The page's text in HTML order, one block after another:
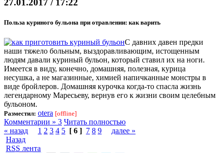
27.01.2017 / 17:22
Польза куриного бульона при отравлении: как варить
С давних давен предки
наши тяжело больным, выздоравливающим, истощенным
людям давали куриный бульон, который ставил их на ноги.
Имеется в виду, конечно, домашняя, полезная, курица
несушка, а не магазинные, химией напичканные монстры в
виде бройлеров. Домашняя курочка когда-то спасла жизнь
легендарному Маресьеву, вернув его к жизни своим целебным
бульоном.
Разместил: otera [offline]
Комментарии » 3 Читать полностью
« назад
1 2 3 4 5 [ 6 ] 7 8 9
далее »
Назад
RSS лента